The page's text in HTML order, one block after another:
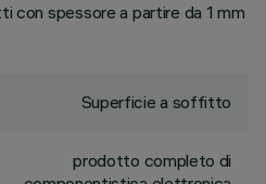
con spessore a partire da 1 mm
Superficie a soffitto
prodotto completo di